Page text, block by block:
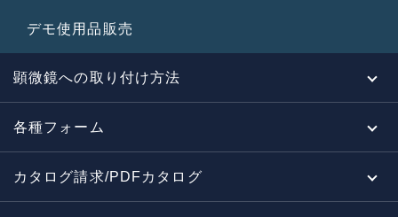
デモ使用品販売
顕微鏡への取り付け方法
各種フォーム
カタログ請求/PDFカタログ